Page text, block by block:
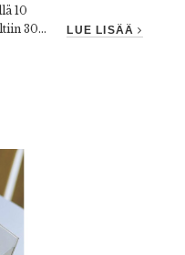
10
30...
LUE LISÄÄ